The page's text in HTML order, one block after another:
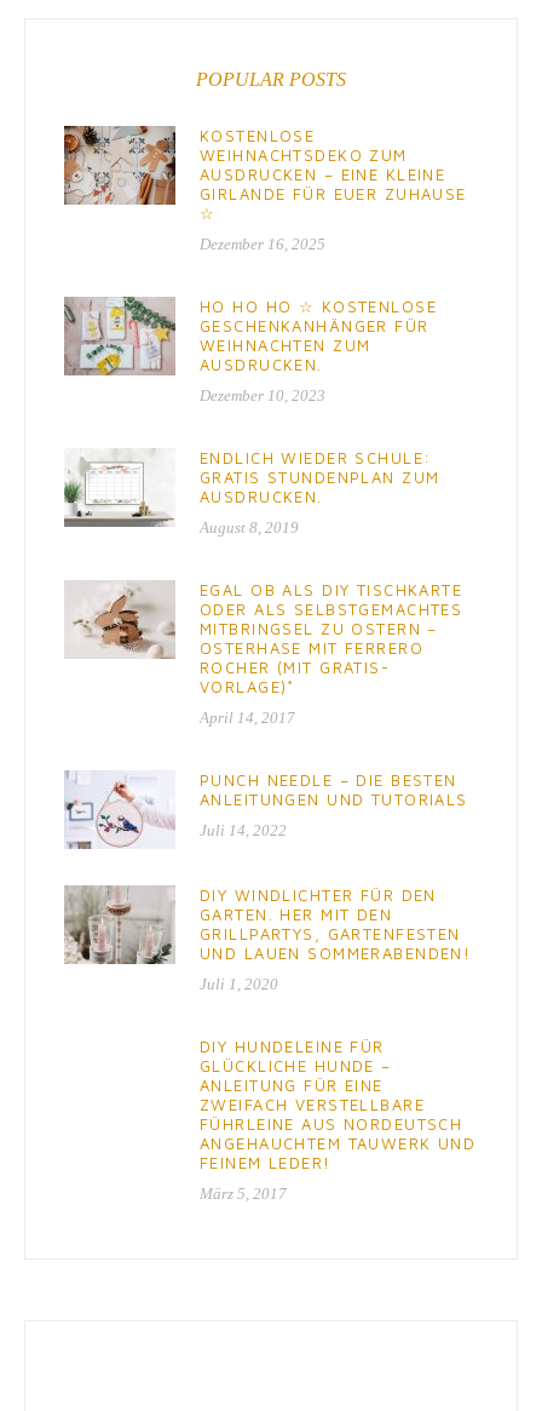
POPULAR POSTS
KOSTENLOSE
WEIHNACHTSDEKO ZUM
AUSDRUCKEN – EINE KLEINE
GIRLANDE FÜR EUER ZUHAUSE
☆
Dezember 16, 2025
HO HO HO ☆ KOSTENLOSE
GESCHENKANHÄNGER FÜR
WEIHNACHTEN ZUM
AUSDRUCKEN.
Dezember 10, 2023
ENDLICH WIEDER SCHULE:
GRATIS STUNDENPLAN ZUM
AUSDRUCKEN.
August 8, 2019
EGAL OB ALS DIY TISCHKARTE
ODER ALS SELBSTGEMACHTES
MITBRINGSEL ZU OSTERN –
OSTERHASE MIT FERRERO
ROCHER (MIT GRATIS-
VORLAGE)*
April 14, 2017
PUNCH NEEDLE – DIE BESTEN
ANLEITUNGEN UND TUTORIALS
Juli 14, 2022
DIY WINDLICHTER FÜR DEN
GARTEN. HER MIT DEN
GRILLPARTYS, GARTENFESTEN
UND LAUEN SOMMERABENDEN!
Juli 1, 2020
DIY HUNDELEINE FÜR
GLÜCKLICHE HUNDE –
ANLEITUNG FÜR EINE
ZWEIFACH VERSTELLBARE
FÜHRLEINE AUS NORDEUTSCH
ANGEHAUCHTEM TAUWERK UND
FEINEM LEDER!
März 5, 2017